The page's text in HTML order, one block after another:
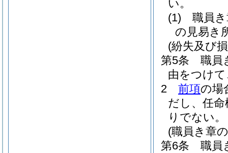
い。
(1)
職員
の見易き
(紛失及び
第5条
職員
由をつけ
2
前項の場
だし、任
りでない。
(職員き章
第6条
職員